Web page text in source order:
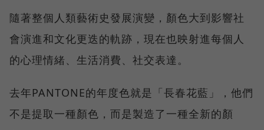
隨著整個人類藝術史發展演變，顏色大到影響社
會演進和文化更迭的軌跡，現在也映射進每個人
的心理情緒、生活消費、社交表達。
去年PANTONE的年度色就是「長春花藍」，他們
不是提取一種顏色，而是製造了一種全新的顏